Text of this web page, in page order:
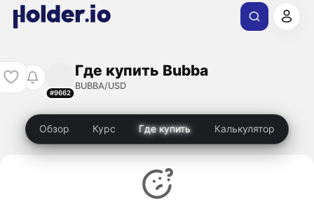
#9662
Где купить Bubba
BUBBA/USD
Обзор Курс Где купить Калькулятор